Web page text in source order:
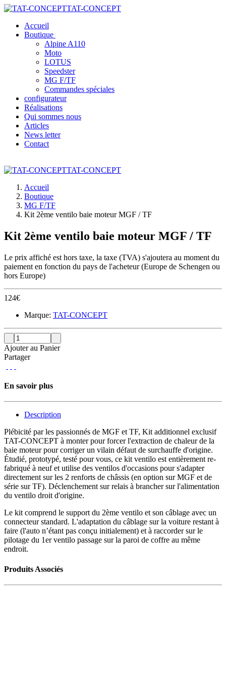
TAT-CONCEPT
Accueil
Boutique
Alpine A110
Moto
LOTUS
Speedster
MG F/TF
Commandes spéciales
configurateur
Réalisations
Qui sommes nous
Articles
News letter
Contact
TAT-CONCEPT
Accueil
Boutique
MG F/TF
Kit 2ème ventilo baie moteur MGF / TF
Kit 2ème ventilo baie moteur MGF / TF
Le prix affiché est hors taxe, la taxe (TVA) s'ajoutera au moment du
paiement en fonction du pays de l'acheteur (Europe de Schengen ou
hors Europe)
124€
Marque: TAT-CONCEPT
Ajouter au Panier
Partager
En savoir plus
Description
Plébicité par les passionnés de MGF et TF, Kit additionnel exclusif
TAT-CONCEPT à monter pour forcer l'extraction de chaleur de la
baie moteur pour corriger un vilain défaut de surchauffe d'origine.
Étudié, prototypé, testé pour vous, ce kit ventilo est entièrement re-
fabriqué à neuf et utilise des ventilos d'occasions pour s'adapter
directement sur les 2 renforts de châssis (en option sur MGF et de
série sur TF). Déclenchement sur relais à brancher sur l'alimentation
du ventilo droit d'origine.
Le kit comprend le support du 2ème ventilo et son câblage avec un
connecteur standard. L'adaptation du câblage sur la voiture restant à
faire (l'auto n’étant pas conçu initialement) et à raccorder sur le
pilotage du 1er ventilo passage sur la paroi de coffre au même
endroit.
Produits Associés